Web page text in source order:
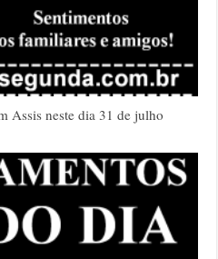
Assis neste dia 31 de julho